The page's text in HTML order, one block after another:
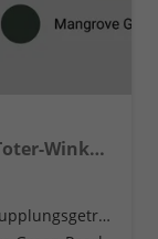
GO+ 1.0 T-GDI DCT 74 kW (101 PS) Toter-Winkel-Assistent, Induktive Ladestation, Comfort-Paket, Lenkradheizung, Sitzheizung, DAB, Android Auto, Apple CarPlay, Navigationssystem, LED-Scheinwerfer, Einparkhilfe, Rückfahrkamera, uvm.
Doppelkupplungsgetriebe (DSG)